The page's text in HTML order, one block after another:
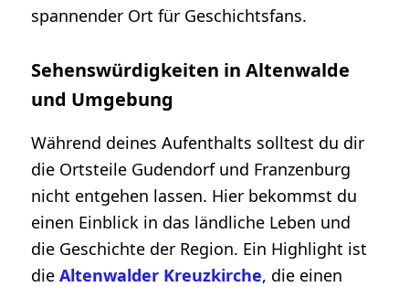
spannender Ort für Geschichtsfans.
Sehenswürdigkeiten in Altenwalde
und Umgebung
Während deines Aufenthalts solltest du dir
die Ortsteile Gudendorf und Franzenburg
nicht entgehen lassen. Hier bekommst du
einen Einblick in das ländliche Leben und
die Geschichte der Region. Ein Highlight ist
dieAltenwalder Kreuzkirche, die einen